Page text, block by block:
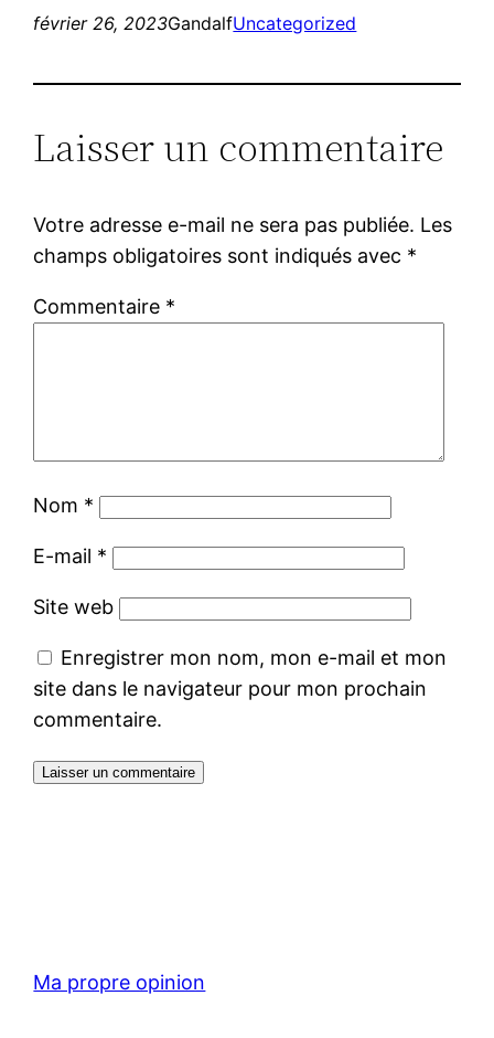
février 26, 2023GandalfUncategorized
Laisser un commentaire
Votre adresse e-mail ne sera pas publiée. Les
champs obligatoires sont indiqués avec *
Commentaire *
Nom *
E-mail *
Site web
Enregistrer mon nom, mon e-mail et mon
site dans le navigateur pour mon prochain
commentaire.
Ma propre opinion